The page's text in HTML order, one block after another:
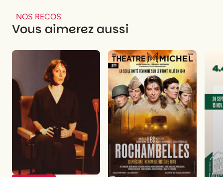
NOS RECOS
Vous aimerez aussi